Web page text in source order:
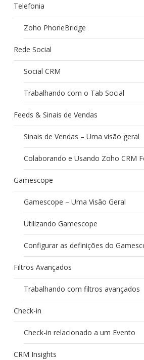
Telefonia
Zoho PhoneBridge
Rede Social
Social CRM
Trabalhando com o Tab Social
Feeds & Sinais de Vendas
Sinais de Vendas – Uma visão geral
Colaborando e Usando Zoho CRM
Gamescope
Gamescope – Uma Visão Geral
Utilizando Gamescope
Configurar as definições do
Filtros Avançados
Trabalhando com filtros avançados
Check-in
Check-in relacionado a um Evento
CRM Insights